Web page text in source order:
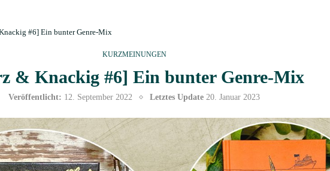
#6] Ein bunter Genre-Mix
KURZMEINUNGEN
& Knackig #6] Ein bunter Genre-Mix
Veröffentlicht: 12. September 2022 Letztes Update 20. Januar 2023